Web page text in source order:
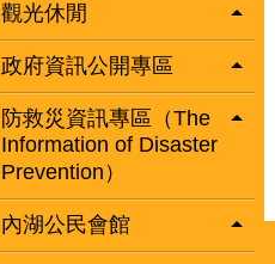
觀光休閒
政府資訊公開專區
防救災資訊專區（The
Information of Disaster
Prevention）
內湖公民會館